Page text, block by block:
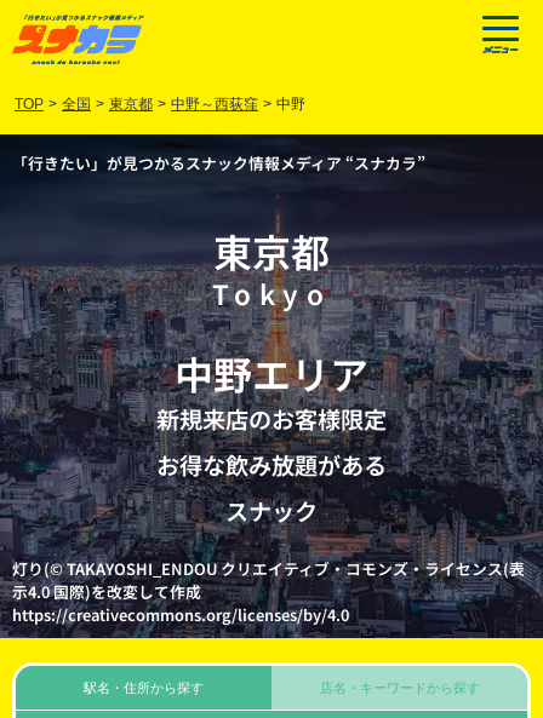
TOP > 全国 > 東京都 > 中野～西荻窪 > 中野
「行きたい」が見つかるスナック情報メディア “スナカラ”
東京都
Tokyo
中野エリア
新規来店のお客様限定
お得な飲み放題がある
スナック
灯り(© TAKAYOSHI_ENDOU クリエイティブ・コモンズ・ライセンス(表
示4.0 国際)を改変して作成
https://creativecommons.org/licenses/by/4.0
駅名・住所から探す 店名・キーワードから探す